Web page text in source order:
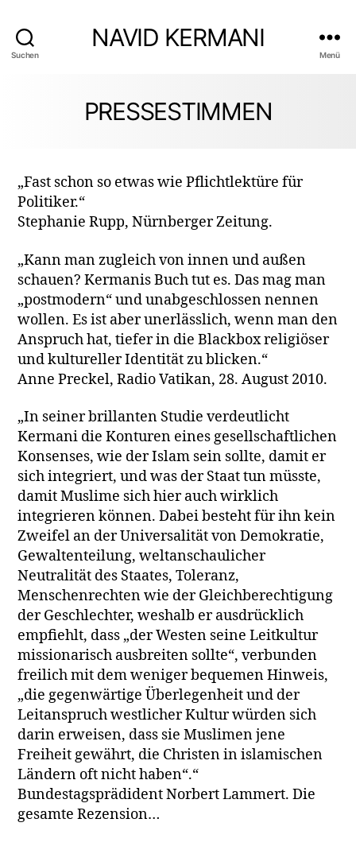
Suchen
NAVID KERMANI
Menü
PRESSESTIMMEN
„Fast schon so etwas wie Pflichtlektüre für
Politiker.“
Stephanie Rupp, Nürnberger Zeitung.
„Kann man zugleich von innen und außen
schauen? Kermanis Buch tut es. Das mag man
„postmodern“ und unabgeschlossen nennen
wollen. Es ist aber unerlässlich, wenn man den
Anspruch hat, tiefer in die Blackbox religiöser
und kultureller Identität zu blicken.“
Anne Preckel, Radio Vatikan, 28. August 2010.
„In seiner brillanten Studie verdeutlicht
Kermani die Konturen eines gesellschaftlichen
Konsenses, wie der Islam sein sollte, damit er
sich integriert, und was der Staat tun müsste,
damit Muslime sich hier auch wirklich
integrieren können. Dabei besteht für ihn kein
Zweifel an der Universalität von Demokratie,
Gewaltenteilung, weltanschaulicher
Neutralität des Staates, Toleranz,
Menschenrechten wie der Gleichberechtigung
der Geschlechter, weshalb er ausdrücklich
empfiehlt, dass „der Westen seine Leitkultur
missionarisch ausbreiten sollte“, verbunden
freilich mit dem weniger bequemen Hinweis,
„die gegenwärtige Überlegenheit und der
Leitanspruch westlicher Kultur würden sich
darin erweisen, dass sie Muslimen jene
Freiheit gewährt, die Christen in islamischen
Ländern oft nicht haben“.“
Bundestagsprädident Norbert Lammert. Die
gesamte Rezension…